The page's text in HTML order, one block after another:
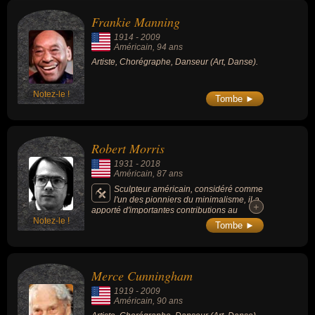
Notez-le !
Frankie Manning
1914 - 2009
Américain , 94 ans
Artiste, Chorégraphe, Danseur (Art, Danse).
Tombe ►
Notez-le !
Robert Morris
1931 - 2018
Américain, 87 ans
Sculpteur américain, considéré comme
l'un des pionniers du minimalisme, il a
apporté d'importantes contributions au
développement des notions d'Art
performance, d'Installation et de Land art.
+
+
Tombe ►
Merce Cunningham
1919 - 2009
Américain , 90 ans